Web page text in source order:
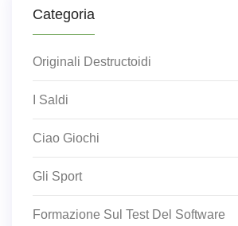
Categoria
Originali Destructoidi
I Saldi
Ciao Giochi
Gli Sport
Formazione Sul Test Del Software